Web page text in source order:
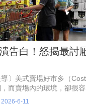
告白！怒揭最討
導〕美式賣場好市多（
而賣場內的環境，卻很
》近期就盤點
2026-6-11